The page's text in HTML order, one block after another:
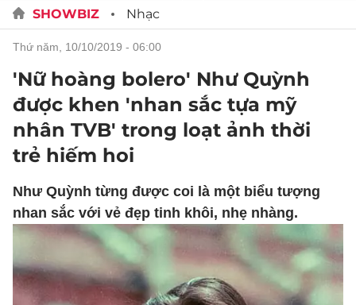
SHOWBIZ Nhạc
thứ năm, 10/10/2019 - 06:00
'Nữ hoàng bolero' Như Quỳnh
được khen 'nhan sắc tựa mỹ
nhân TVB' trong loạt ảnh thời
trẻ hiếm hoi
Như Quỳnh từng được coi là một biểu tượng
nhan sắc với vẻ đẹp tinh khôi, nhẹ nhàng.